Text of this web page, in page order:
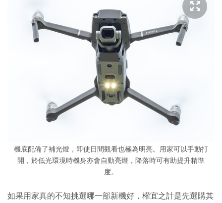
機底配備了補光燈，即使日間觀看也極為明亮。用家可以手動打
開，於低光環境時機身亦會自動亮燈，降落時可有助提升精準
度。
如果用家真的不知挑選哪一部新機好，權宜之計是先選購其